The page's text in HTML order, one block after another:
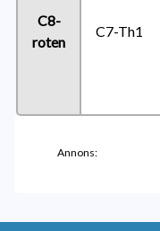
C8-
roten
C7-Th1
Annons: